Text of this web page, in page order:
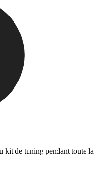
kit de tuning pendant toute la